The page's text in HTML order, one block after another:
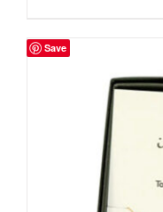
Save